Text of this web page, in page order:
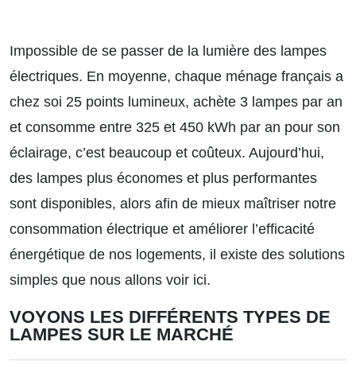
Impossible de se passer de la lumière des lampes
électriques. En moyenne, chaque ménage français a
chez soi 25 points lumineux, achète 3 lampes par an
et consomme entre 325 et 450 kWh par an pour son
éclairage, c’est beaucoup et coûteux. Aujourd’hui,
des lampes plus économes et plus performantes
sont disponibles, alors afin de mieux maîtriser notre
consommation électrique et améliorer l’efficacité
énergétique de nos logements, il existe des solutions
simples que nous allons voir ici.
VOYONS LES DIFFÉRENTS TYPES DE
LAMPES SUR LE MARCHÉ